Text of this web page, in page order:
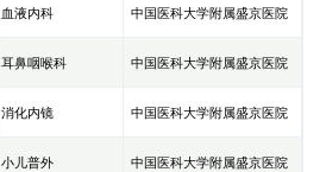
血液内科 中国医科大学附属盛京医院
耳鼻咽喉科 中国医科大学附属盛京医院
消化内镜 中国医科大学附属盛京医院
小儿普外 中国医科大学附属盛京医院